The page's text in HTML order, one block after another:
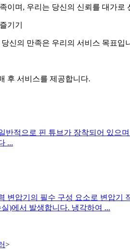
이며, 우리는 당신의 신뢰를 대가로
기기
신의 만족은 우리의 서비스 목표입
후 서비스를 제공합니다.
반적으로 핀 튜브가 장착되어 있으
...
변압기의 필수 구성 요소로 변압기
)에서 발생합니다. 냉각하여 ...
>